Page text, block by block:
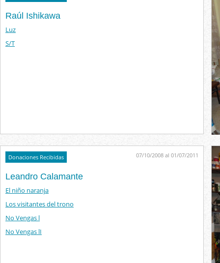
Raúl Ishikawa
Luz
S/T
Donaciones Recibidas 07/10/2008 al 01/07/2011
Leandro Calamante
El niño naranja
Los visitantes del trono
No Vengas l
No Vengas lI